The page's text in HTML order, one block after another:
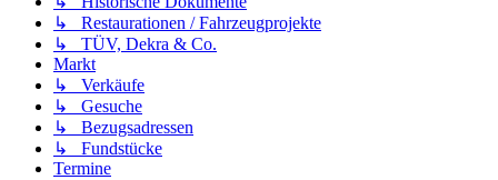
↳ Restaurationen / Fahrzeugprojekte
↳ TÜV, Dekra & Co.
Markt
↳ Verkäufe
↳ Gesuche
↳ Bezugsadressen
↳ Fundstücke
Termine